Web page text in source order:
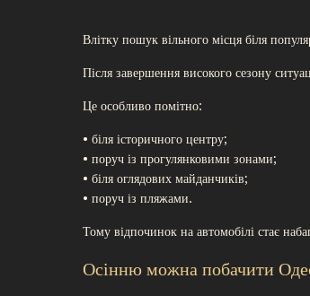
Влітку пошук вільного місця біля
Після завершення високого сезону
Це особливо помітно:
• біля історичного центру;
• поруч із прогулянковими зонами;
• біля оглядових майданчиків;
• поруч із пляжами.
Тому відпочинок на автомобілі стає
Осінню можна побачити